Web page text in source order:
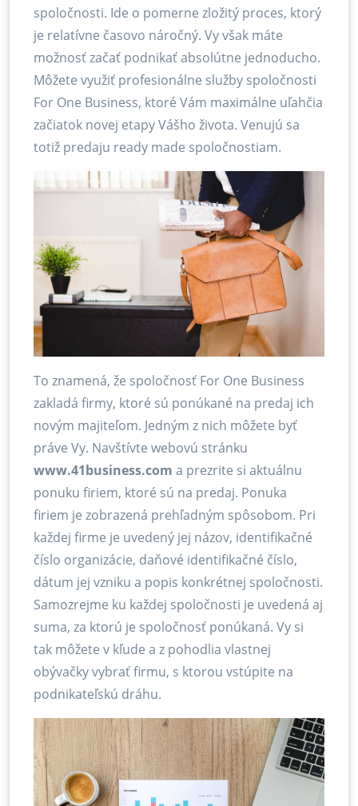
spoločnosti. Ide o pomerne zložitý proces, ktorý
je relatívne časovo náročný. Vy však máte
možnosť začať podnikať absolútne jednoducho.
Môžete využiť profesionálne služby spoločnosti
For One Business, ktoré Vám maximálne uľahčia
začiatok novej etapy Vášho života. Venujú sa
totiž predaju ready made spoločnostiam.
To znamená, že spoločnosť For One Business
zakladá firmy, ktoré sú ponúkané na predaj ich
novým majiteľom. Jedným z nich môžete byť
práve Vy. Navštívte webovú stránku
www.41business.com a prezrite si aktuálnu
ponuku firiem, ktoré sú na predaj. Ponuka
firiem je zobrazená prehľadným spôsobom. Pri
každej firme je uvedený jej názov, identifikačné
číslo organizácie, daňové identifikačné číslo,
dátum jej vzniku a popis konkrétnej spoločnosti.
Samozrejme ku každej spoločnosti je uvedená aj
suma, za ktorú je spoločnosť ponúkaná. Vy si
tak môžete v kľude a z pohodlia vlastnej
obývačky vybrať firmu, s ktorou vstúpite na
podnikateľskú dráhu.